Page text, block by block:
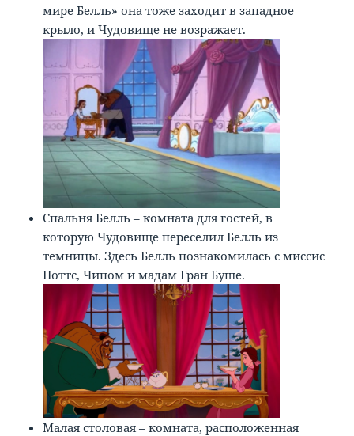
мире Белль» она тоже заходит в западное
крыло, и Чудовище не возражает.
Спальня Белль – комната для гостей, в
которую Чудовище переселил Белль из
темницы. Здесь Белль познакомилась с миссис
Поттс, Чипом и мадам Гран Буше.
Малая столовая – комната, расположенная